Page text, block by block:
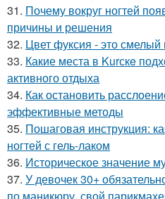
31. Почему вокруг ногтей
причины и решения
32. Цвет фуксия - это
33. Какие места в Kurскe
активного отдыха
34. Как остановить
эффективные методы
35. Пошаговая инструкция:
ногтей с гель-лаком
36. Историческое значение
37. У девочек 30+